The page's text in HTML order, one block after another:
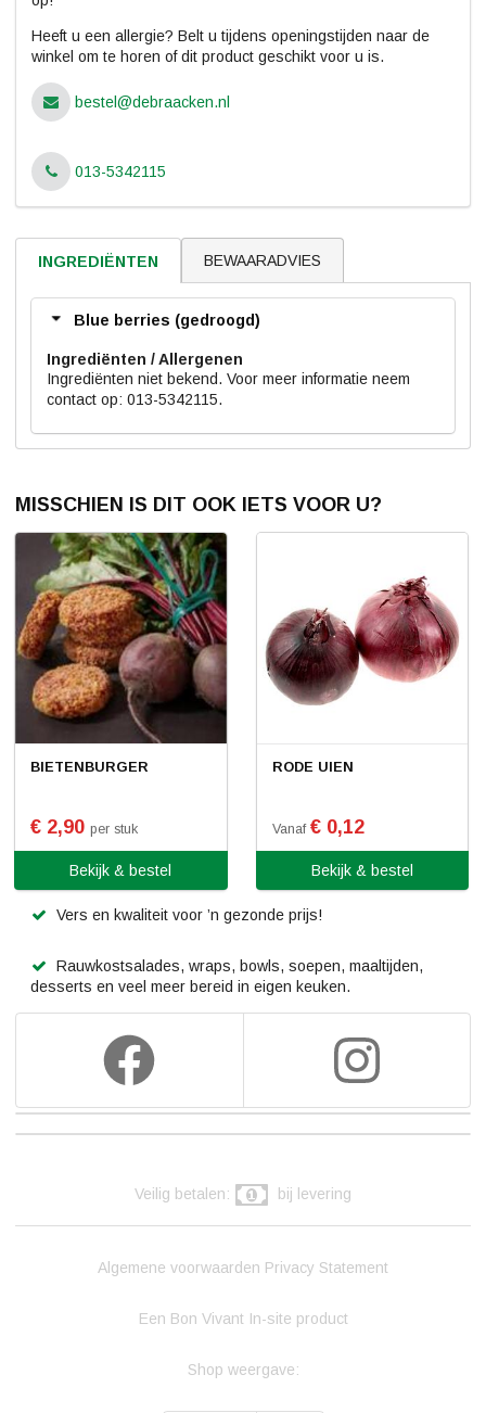
Heeft u een allergie? Belt u tijdens openingstijden naar de
winkel om te horen of dit product geschikt voor u is.
bestel@debraacken.nl
013-5342115
INGREDIËNTEN BEWAARADVIES
Blue berries (gedroogd)
Ingrediënten
Ingrediënten niet bekend. Voor meer informatie neem
contact op: 013-5342115.
MISSCHIEN IS DIT OOK IETS VOOR U?
BIETENBURGER
€ 2,90 per stuk
Bekijk & bestel
RODE UIEN
Vanaf € 0,12
Bekijk & bestel
Vers en kwaliteit voor ’n gezonde prijs!
Rauwkostsalades, wraps, bowls, soepen, maaltijden,
desserts en veel meer bereid in eigen keuken.
Veilig betalen: bij levering
Algemene voorwaarden Privacy Statement
Een Bon Vivant In-site product
Shop weergave: